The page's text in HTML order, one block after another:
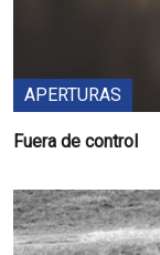
APERTURAS
Fuera de control